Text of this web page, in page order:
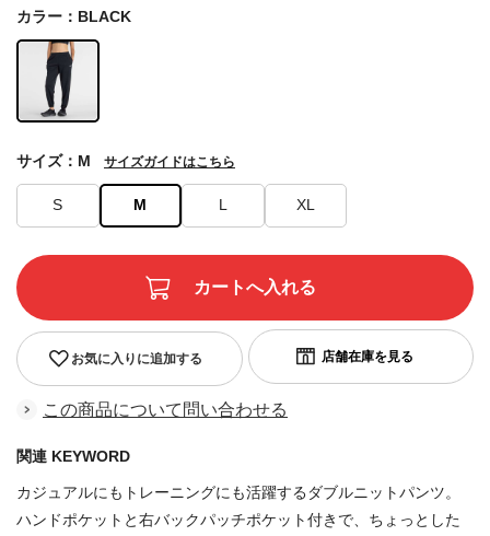
カラー：BLACK
S M L XL
サイズ：M サイズガイドはこちら
お気に入りに追加する
この商品について問い合わせる
関連 KEYWORD
カジュアルにもトレーニングにも活躍するダブルニットパンツ。
ハンドポケットと右バックパッチポケット付きで、ちょっとした